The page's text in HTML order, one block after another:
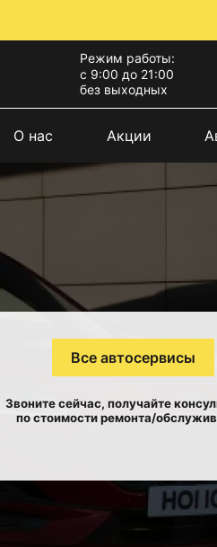
Режим работы:
с 9:00 до 21:00
без выходных
О нас Акции
Все автосервисы
Звоните сейчас, получайте
по стоимости ремонта/